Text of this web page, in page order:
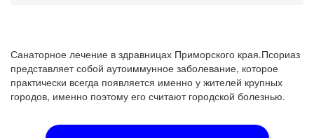
Санаторное лечение в здравницах Приморского края.Псориаз
представляет собой аутоиммунное заболевание, которое
практически всегда появляется именно у жителей крупных
городов, именно поэтому его считают городской болезнью.